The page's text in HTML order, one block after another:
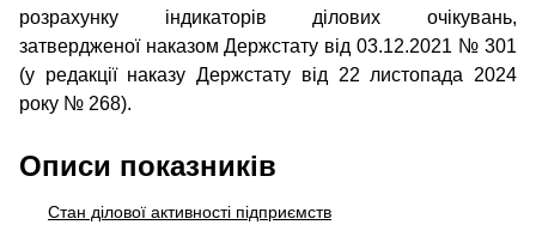
розрахунку індикаторів ділових очікувань,
затвердженої наказом Держстату від 03.12.2021 № 301
(у редакції наказу Держстату від 22 листопада 2024
року № 268).
Описи показників
Стан ділової активності підприємств